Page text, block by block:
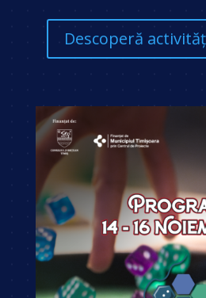
Descoperă